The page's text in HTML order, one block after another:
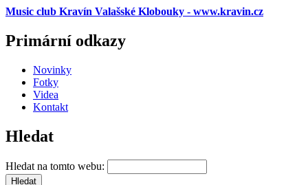
Music club Kravín Valašské Klobouky - www.kravin.cz
Primární odkazy
Novinky
Fotky
Videa
Kontakt
Hledat
Hledat na tomto webu: